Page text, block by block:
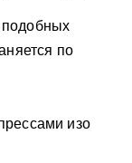
подобных
по
изо